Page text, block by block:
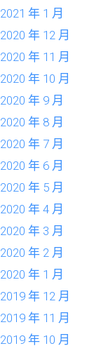
2021 年 1 月
2020 年 12 月
2020 年 11 月
2020 年 10 月
2020 年 9 月
2020 年 8 月
2020 年 7 月
2020 年 6 月
2020 年 5 月
2020 年 4 月
2020 年 3 月
2020 年 2 月
2020 年 1 月
2019 年 12 月
2019 年 11 月
2019 年 10 月